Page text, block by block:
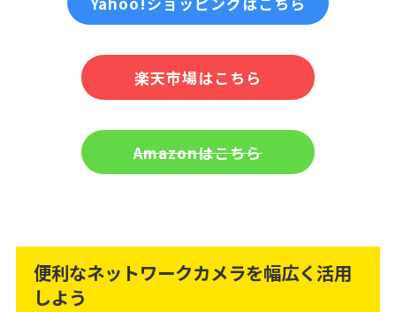
楽天市場はこちら
Amazonはこちら
便利なネットワークカメラを幅広く活用
しよう